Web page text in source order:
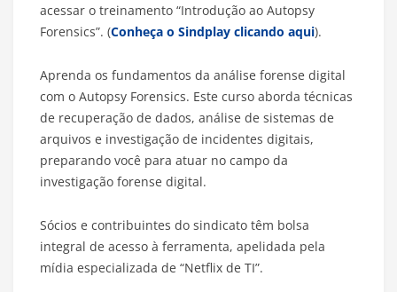
acessar o treinamento “Introdução ao Autopsy
Forensics”. (Conheça o Sindplay clicando aqui).
Aprenda os fundamentos da análise forense digital
com o Autopsy Forensics. Este curso aborda técnicas
de recuperação de dados, análise de sistemas de
arquivos e investigação de incidentes digitais,
preparando você para atuar no campo da
investigação forense digital.
Sócios e contribuintes do sindicato têm bolsa
integral de acesso à ferramenta, apelidada pela
mídia especializada de “Netflix de TI”.